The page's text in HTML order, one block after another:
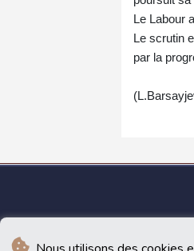
Le Labour
Le scrutin
par la